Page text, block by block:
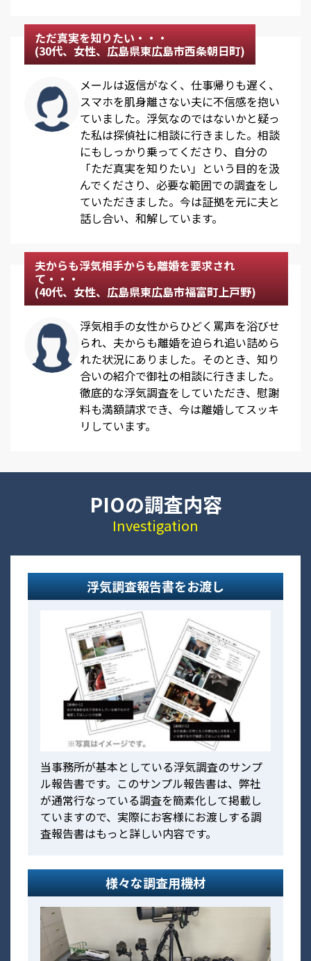
ただ真実を知りたい・・・
(30代、女性、広島県東広島市西条朝日町)
メールは返信がなく、仕事帰りも遅く、
スマホを肌身離さない夫に不信感を抱い
ていました。浮気なのではないかと疑っ
た私は探偵社に相談に行きました。相談
にもしっかり乗ってくださり、自分の
「ただ真実を知りたい」という目的を汲
んでくださり、必要な範囲での調査をし
ていただきました。今は証拠を元に夫と
話し合い、和解しています。
夫からも浮気相手からも離婚を要求され
て・・・
(40代、女性、広島県東広島市福富町上戸野)
浮気相手の女性からひどく罵声を浴びせ
られ、夫からも離婚を迫られ追い詰めら
れた状況にありました。そのとき、知り
合いの紹介で御社の相談に行きました。
徹底的な浮気調査をしていただき、慰謝
料も満額請求でき、今は離婚してスッキ
リしています。
PIOの調査内容
Investigation
浮気調査報告書をお渡し
当事務所が基本としている浮気調査のサンプ
ル報告書です。このサンプル報告書は、弊社
が通常行なっている調査を簡素化して掲載し
ていますので、実際にお客様にお渡しする調
査報告書はもっと詳しい内容です。
様々な調査用機材